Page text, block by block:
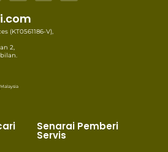
(KT0561186-V),
2,
Malaysia
Senarai Pemberi
Servis